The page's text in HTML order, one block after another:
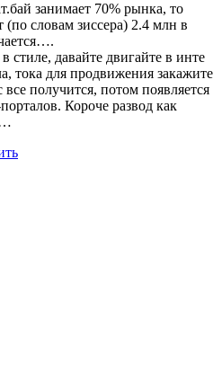
занимает 70% рынка, то
(по словам зиссера) 2.4 млн в
стиле, давайте двигайте в инте
тока для продвижения закажите
все получится, потом появляется
Короче развод как